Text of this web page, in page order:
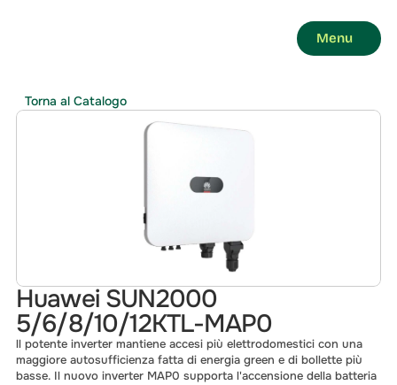
Menu
Huawei SUN2000
5/6/8/10/12KTL-MAP0
ll potente inverter mantiene accesi più elettrodomestici con una
maggiore autosufficienza fatta di energia green e di bollette più
basse. Il nuovo inverter MAP0 supporta l'accensione della batteria
Torna al Catalogo